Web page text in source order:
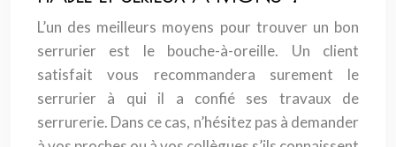
L’un des meilleurs moyens pour trouver un bon
serrurier est le bouche-à-oreille. Un client
satisfait vous recommandera surement le
serrurier à qui il a confié ses travaux de
serrurerie. Dans ce cas, n’hésitez pas à demander